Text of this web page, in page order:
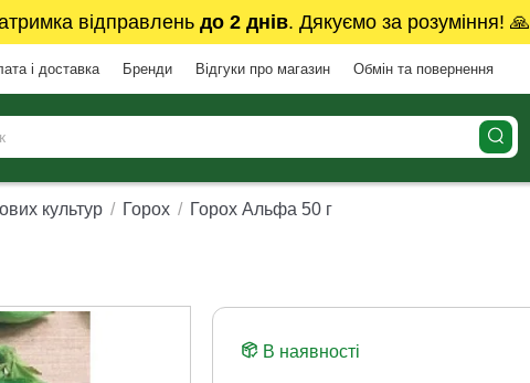
відправлень до 2 днів. Дякуємо за розуміння! 🙏
і доставка Бренди Відгуки про магазин Обмін та повернення
культур Горох Горох Альфа 50 г
В наявності